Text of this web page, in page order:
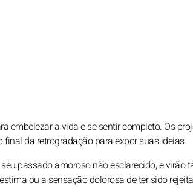
embelezar a vida e se sentir completo. Os
da retrogradação para expor suas ideias.
passado amoroso não esclarecido, e virão
ou a sensação dolorosa de ter sido